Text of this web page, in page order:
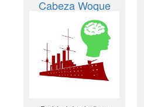
Cabeza Woque